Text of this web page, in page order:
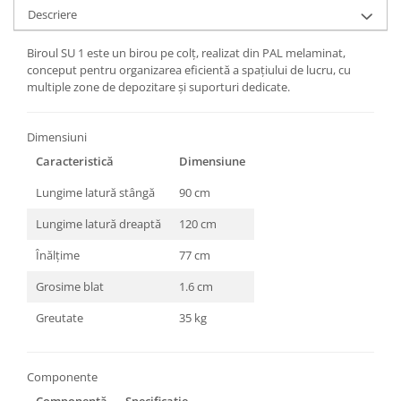
Descriere
Biroul SU 1 este un birou pe colț, realizat din PAL melaminat,
conceput pentru organizarea eficientă a spațiului de lucru, cu
multiple zone de depozitare și suporturi dedicate.
Dimensiuni
Caracteristică
Dimensiune
Lungime latură stângă
90 cm
Lungime latură dreaptă
120 cm
Înălțime
77 cm
Grosime blat
1.6 cm
Greutate
35 kg
Componente